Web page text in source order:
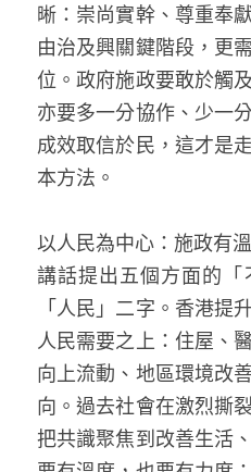
曾子晴 - 晴深直說
龔靜儀大律師專欄
陳貴春大律師專欄
陳子遷律師專欄
溫志倫專欄
汪明欣專欄
張美雄專欄
莊豪鋒專欄
晰：崇尚實幹、尊重奉
由治及興關鍵階段，更
位。政府施政要敢於觸
亦要多一分協作、少一
成效取信於民，這才是
本方法。
以人民為中心：施政有
講話提出五個方面的
「人民」二字。香港提
人民需要之上：住屋、
向上流動、地區環境改
向。過去社會在激烈撕
把共識聚焦到改善生活